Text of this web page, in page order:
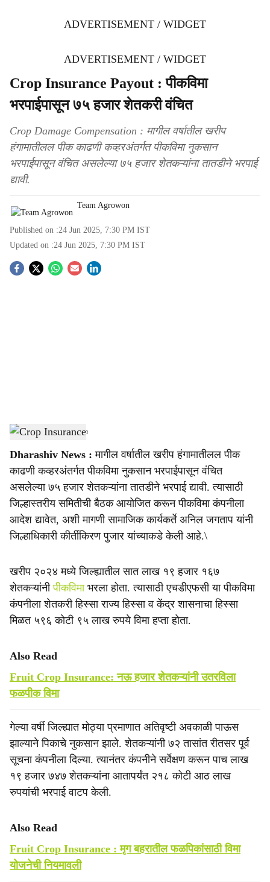
ADVERTISEMENT / WIDGET
ADVERTISEMENT / WIDGET
Crop Insurance Payout : पीकविमा
भरपाईपासून ७५ हजार शेतकरी वंचित
Crop Damage Compensation : मागील वर्षातील खरीप
हंगामातीलल पीक काढणी कव्हरअंतर्गत पीकविमा नुकसान
भरपाईपासून वंचित असलेल्या ७५ हजार शेतकऱ्यांना तातडीने भरपाई
द्यावी.
Team Agrowon
Published on :24 Jun 2025, 7:30 PM IST
Updated on :24 Jun 2025, 7:30 PM IST
S
a
r
e
Crop Insurance-Agrowon
Dharashiv News : मागील वर्षातील खरीप हंगामातीलल पीक
काढणी कव्हरअंतर्गत पीकविमा नुकसान भरपाईपासून वंचित
असलेल्या ७५ हजार शेतकऱ्यांना तातडीने भरपाई द्यावी. त्यासाठी
जिल्हास्तरीय समितीची बैठक आयोजित करून पीकविमा कंपनीला
आदेश द्यावेत, अशी मागणी सामाजिक कार्यकर्ते अनिल जगताप यांनी
जिल्हाधिकारी कीर्तीकिरण पुजार यांच्याकडे केली आहे.\
खरीप २०२४ मध्ये जिल्ह्यातील सात लाख १९ हजार १६७
शेतकऱ्यांनीपीकविमाभरला होता. त्यासाठी एचडीएफसी या पीकविमा
कंपनीला शेतकरी हिस्सा राज्य हिस्सा व केंद्र शासनाचा हिस्सा
मिळत ५९६ कोटी ९५ लाख रुपये विमा हप्ता होता.
Also Read
Fruit Crop Insurance: नऊ हजार शेतकऱ्यांनी उतरविला
फळपीक विमा
गेल्या वर्षी जिल्ह्यात मोठ्या प्रमाणात अतिवृष्टी अवकाळी पाऊस
झाल्याने पिकाचे नुकसान झाले. शेतकऱ्यांनी ७२ तासांत रीतसर पूर्व
सूचना कंपनीला दिल्या. त्यानंतर कंपनीने सर्वेक्षण करून पाच लाख
१९ हजार ७४७ शेतकऱ्यांना आतापर्यंत २१८ कोटी आठ लाख
रुपयांची भरपाई वाटप केली.
Also Read
Fruit Crop Insurance : मृग बहरातील फळपिकांसाठी विमा
योजनेची नियमावली